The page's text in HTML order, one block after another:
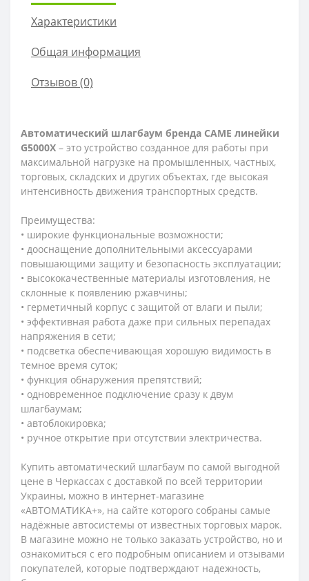
Характеристики
Общая информация
Отзывов (0)
Автоматический шлагбаум бренда CAME линейки
G5000X – это устройство созданное для работы при
максимальной нагрузке на промышленных, частных,
торговых, складских и других объектах, где высокая
интенсивность движения транспортных средств.
Преимущества:
• широкие функциональные возможности;
• дооснащение дополнительными аксессуарами
повышающими защиту и безопасность эксплуатации;
• высококачественные материалы изготовления, не
склонные к появлению ржавчины;
• герметичный корпус с защитой от влаги и пыли;
• эффективная работа даже при сильных перепадах
напряжения в сети;
• подсветка обеспечивающая хорошую видимость в
темное время суток;
• функция обнаружения препятствий;
• одновременное подключение сразу к двум
шлагбаумам;
• автоблокировка;
• ручное открытие при отсутствии электричества.
Купить автоматический шлагбаум по самой выгодной
цене в Черкассах с доставкой по всей территории
Украины, можно в интернет-магазине
«АВТОМАТИКА+», на сайте которого собраны самые
надёжные автосистемы от известных торговых марок.
В магазине можно не только заказать устройство, но и
ознакомиться с его подробным описанием и отзывами
покупателей, которые подтверждают надежность,